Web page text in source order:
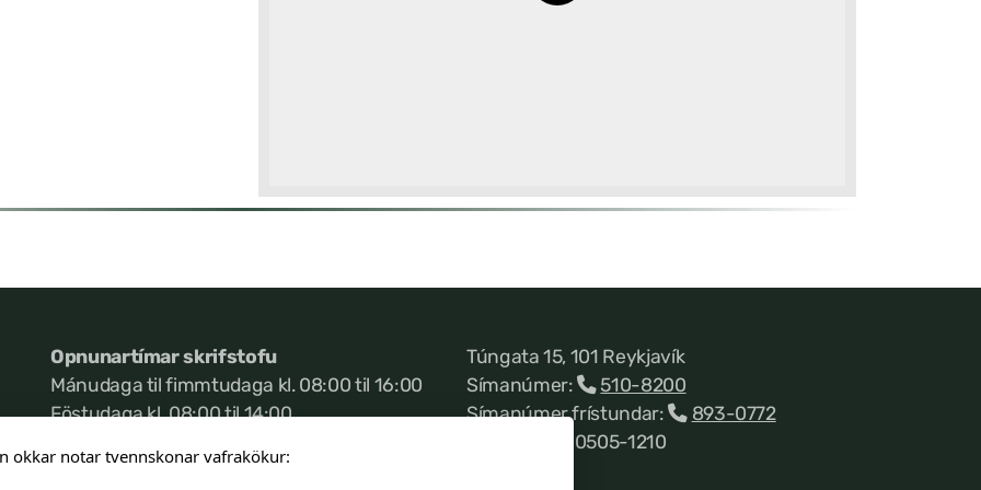
Opnunartímar skrifstofu
Mánudaga til fimmtudaga kl. 08:00 til 16:00
Föstudaga kl. 08:00 til 14:00
Túngata 15, 101 Reykjavík
Símanúmer:
510-8200
Símanúmer frístundar:
893-0772
Kennitala 660505-1210
okkar notar tvennskonar vafrakökur: